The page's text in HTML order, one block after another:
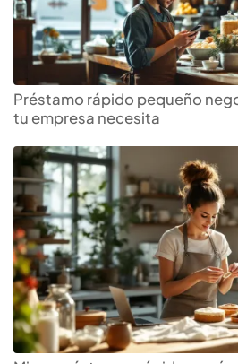
Préstamo rápido pequeño
tu empresa necesita